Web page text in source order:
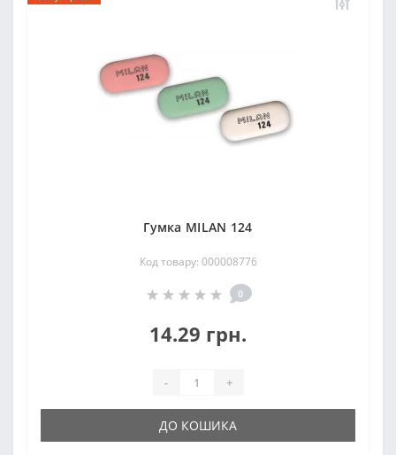
Гумка MILAN 124
Код товару: 000008776
0
14.29 грн.
- +
ДО КОШИКА